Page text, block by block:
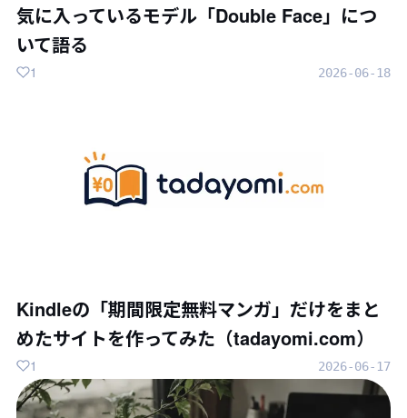
気に入っているモデル「Double Face」につ
いて語る
2026-06-18
1
Kindleの「期間限定無料マンガ」だけをまと
めたサイトを作ってみた（tadayomi.com）
2026-06-17
1